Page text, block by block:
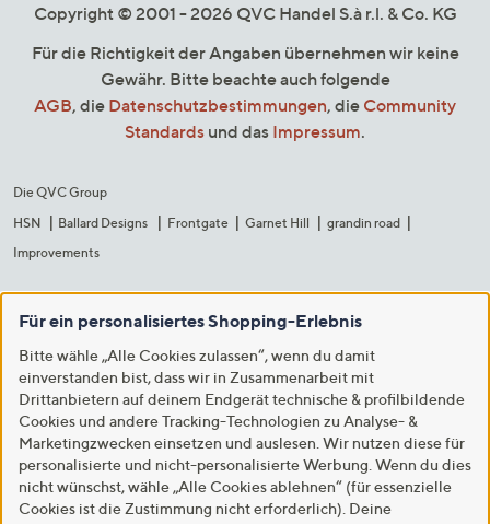
Copyright © 2001 - 2026 QVC Handel S.à r.l. & Co. KG
Für die Richtigkeit der Angaben übernehmen wir keine
Gewähr. Bitte beachte auch folgende
AGB, die Datenschutzbestimmungen, die Community
Standards und das Impressum.
Die QVC Group
HSN
Ballard Designs Frontgate Garnet Hill
grandin road
Improvements
Für ein personalisiertes Shopping-Erlebnis
Bitte wähle „Alle Cookies zulassen“, wenn du damit
einverstanden bist, dass wir in Zusammenarbeit mit
Drittanbietern auf deinem Endgerät technische & profilbildende
Cookies und andere Tracking-Technologien zu Analyse- &
Marketingzwecken einsetzen und auslesen. Wir nutzen diese für
personalisierte und nicht-personalisierte Werbung. Wenn du dies
nicht wünschst, wähle „Alle Cookies ablehnen“ (für essenzielle
Cookies ist die Zustimmung nicht erforderlich). Deine